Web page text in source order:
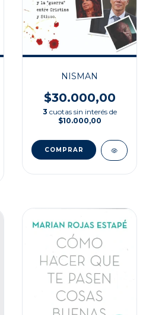
NISMAN
$30.000,00
3 cuotas sin interés de
$10.000,00